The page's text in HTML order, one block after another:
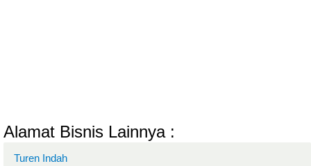
Alamat Bisnis Lainnya :
Turen Indah